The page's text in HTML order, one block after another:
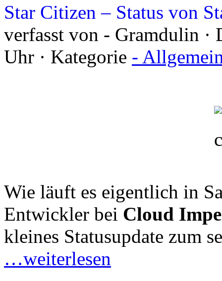
Star Citizen – Status von
verfasst von - Gramdulin ·
Uhr · Kategorie -
Wie läuft es eigentlich in
Entwickler bei Cloud
kleines Statusupdate zum
…weiterlesen